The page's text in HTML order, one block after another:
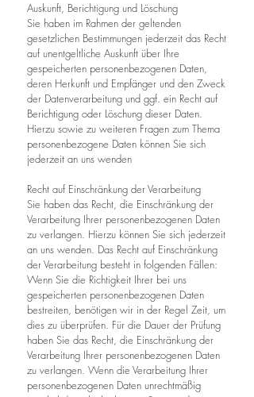
Auskunft, Berichtigung und Löschung
Sie haben im Rahmen der geltenden
gesetzlichen Bestimmungen jederzeit das Recht
auf unentgeltliche Auskunft über Ihre
gespeicherten personenbezogenen Daten,
deren Herkunft und Empfänger und den Zweck
der Datenverarbeitung und ggf. ein Recht auf
Berichtigung oder Löschung dieser Daten.
Hierzu sowie zu weiteren Fragen zum Thema
personenbezogene Daten können Sie sich
jederzeit an uns wenden
Recht auf Einschränkung der Verarbeitung
Sie haben das Recht, die Einschränkung der
Verarbeitung Ihrer personenbezogenen Daten
zu verlangen. Hierzu können Sie sich jederzeit
an uns wenden. Das Recht auf Einschränkung
der Verarbeitung besteht in folgenden Fällen:
Wenn Sie die Richtigkeit Ihrer bei uns
gespeicherten personenbezogenen Daten
bestreiten, benötigen wir in der Regel Zeit, um
dies zu überprüfen. Für die Dauer der Prüfung
haben Sie das Recht, die Einschränkung der
Verarbeitung Ihrer personenbezogenen Daten
zu verlangen. Wenn die Verarbeitung Ihrer
personenbezogenen Daten unrechtmäßig